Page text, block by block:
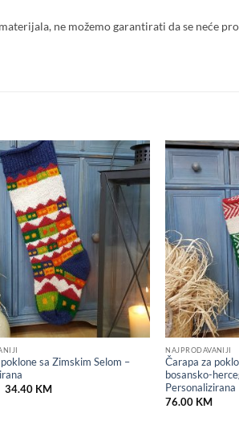
ne možemo garantirati da se neće
Add to
wishlist
sa Zimskim Selom –
Original
34.40 KMCurrent
NAJPRODAVANIJI
Čarapa za
bosansko-
Personalizirana
76.00 KM